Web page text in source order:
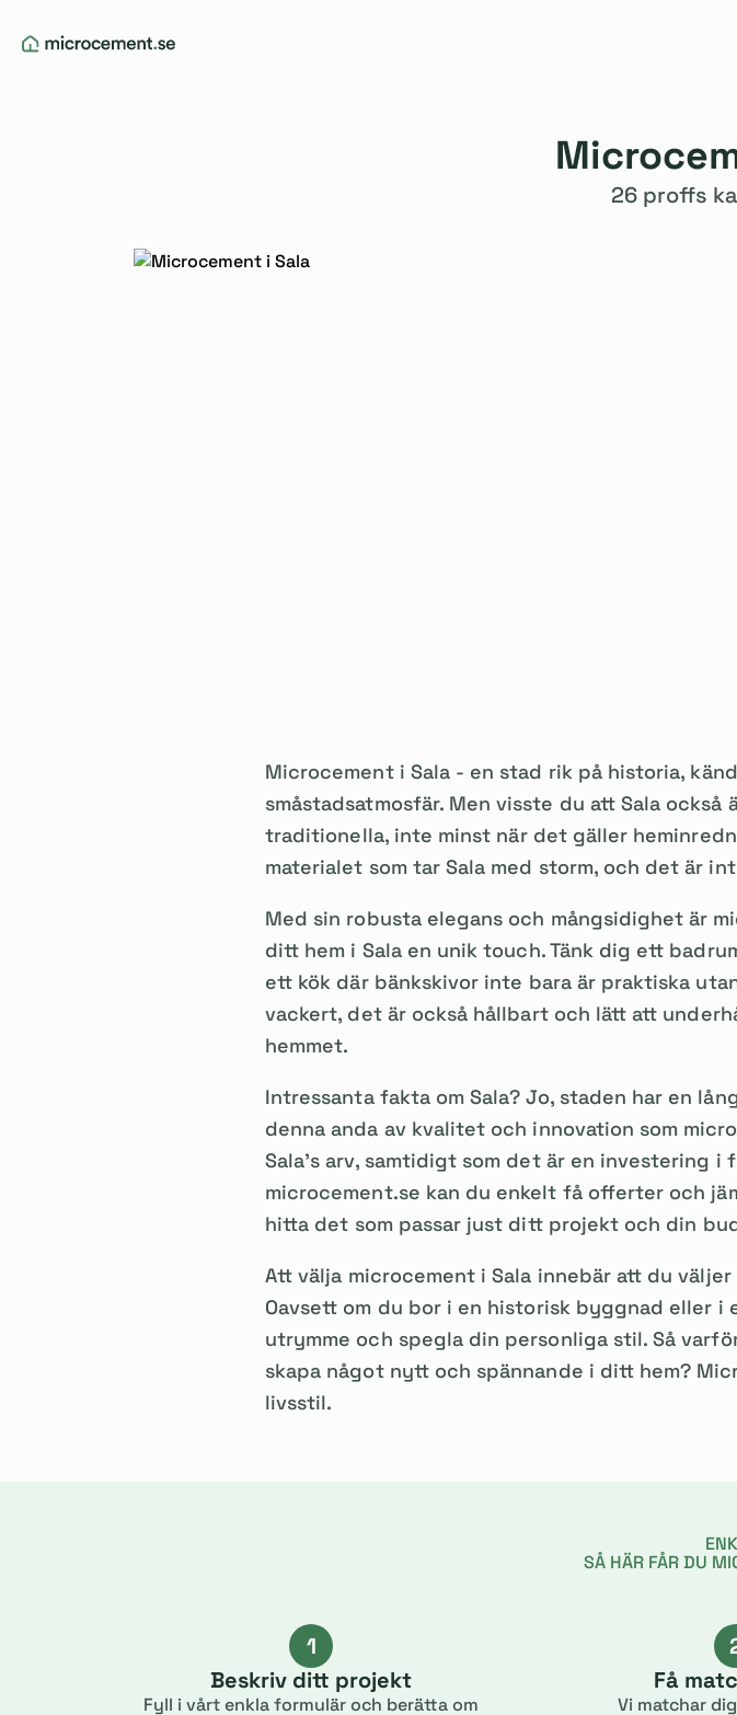
26 proffs
Microcement i Sala - en stad rik på historia,
småstadsatmosfär. Men visste du att Sala
traditionella, inte minst när det gäller
materialet som tar Sala med storm, och det är
Med sin robusta elegans och mångsidighet är
ditt hem i Sala en unik touch. Tänk dig ett
ett kök där bänkskivor inte bara är praktiska
vackert, det är också hållbart och lätt att
hemmet.
Intressanta fakta om Sala? Jo, staden har en
denna anda av kvalitet och innovation som
Sala's arv, samtidigt som det är en investering i
microcement.se kan du enkelt få offerter och
hitta det som passar just ditt projekt och din
Att välja microcement i Sala innebär att du
Oavsett om du bor i en historisk byggnad eller
utrymme och spegla din personliga stil. Så
skapa något nytt och spännande i ditt hem?
livsstil.
SÅ HÄR FÅR DU
1
Beskriv ditt projekt
Fyll i vårt enkla formulär och berätta om
Få
Vi matchar